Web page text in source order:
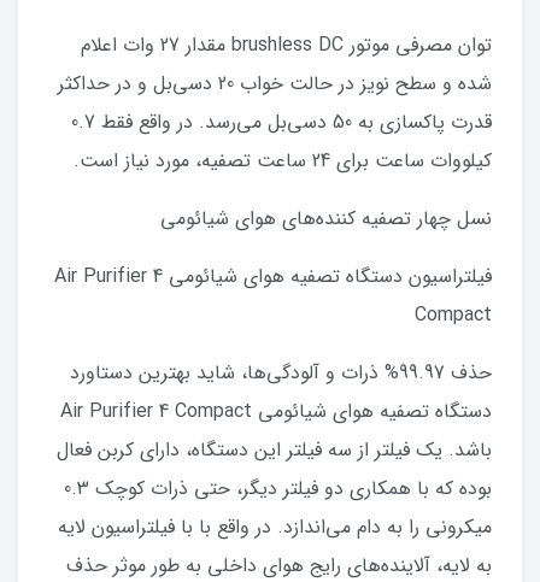
توان مصرفی موتور brushless DC مقدار 27 وات اعلام
شده و سطح نویز در حالت خواب 20 دسی‌بل و در حداکثر
قدرت پاکسازی به 50 دسی‌بل می‌رسد. در واقع فقط 0.7
کیلووات ساعت برای 24 ساعت تصفیه، مورد نیاز است.
نسل چهار تصفیه کننده‌های هوای شیائومی
فیلتراسیون دستگاه تصفیه هوای شیائومی Air Purifier 4
Compact
حذف 99.97% ذرات و آلودگی‌ها، شاید بهترین دستاورد
دستگاه تصفیه هوای شیائومی Air Purifier 4 Compact
باشد. یک فیلتر از سه فیلتر این دستگاه، دارای کربن فعال
بوده که با همکاری دو فیلتر دیگر، حتی ذرات کوچک 0.3
میکرونی را به دام می‌اندازد. در واقع با با فیلتراسیون لایه
به لایه، آلاینده‌های رایج هوای داخلی به طور موثر حذف